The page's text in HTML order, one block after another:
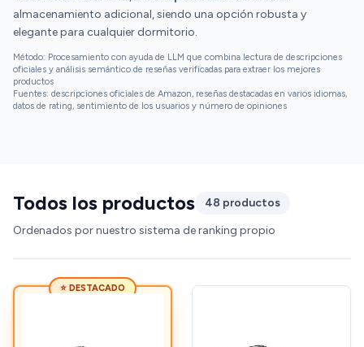
almacenamiento adicional, siendo una opción robusta y
elegante para cualquier dormitorio.
Método: Procesamiento con ayuda de LLM que combina lectura de descripciones
oficiales y análisis semántico de reseñas verificadas para extraer los mejores
productos
Fuentes: descripciones oficiales de Amazon, reseñas destacadas en varios idiomas,
datos de rating, sentimiento de los usuarios y número de opiniones
Todos los productos
48 productos
Ordenados por nuestro sistema de ranking propio
⭐ DESTACADO